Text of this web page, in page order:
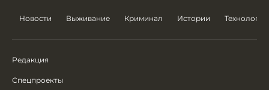
Новости Выживание Криминал Истории Технологии
Редакция
Спецпроекты